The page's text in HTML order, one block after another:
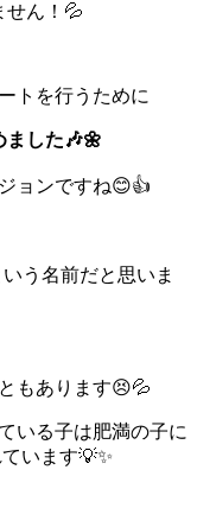
せん！💦
トを行うために
ました🎶🌼
ョンですね😊👍
う名前だと思いま
もあります😣💦
いる子は肥満の子に
います💡✨